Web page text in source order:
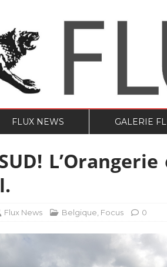
FLUX NEWS GALERIE
Flux News Belgique Focus 0